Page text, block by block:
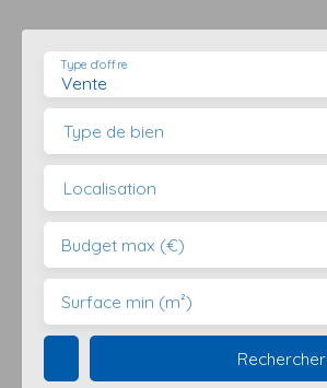
Vente
Type d'offre
Type de bien
Localisation
Budget max (€)
Surface min (m²)
Rechercher